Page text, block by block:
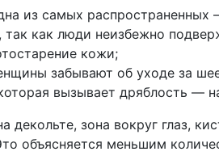
из самых
как люди неизбежно
кожи;
забывают об уходе за
вызывает дряблость —
декольте, зона вокруг глаз,
объясняется меньшим